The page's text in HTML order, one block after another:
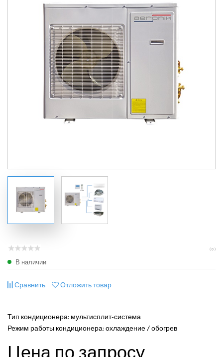
( 0 )
В наличии
Сравнить Отложить товар
Тип кондиционера: мультисплит-система
Режим работы кондиционера: охлаждение / обогрев